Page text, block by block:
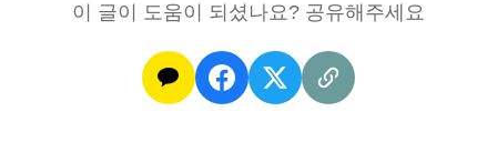
이 글이 도움이 되셨나요? 공유해주세요